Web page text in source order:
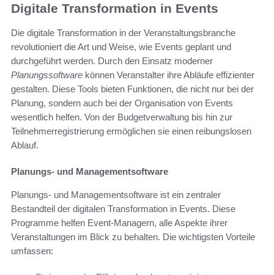
Digitale Transformation in Events
Die digitale Transformation in der Veranstaltungsbranche
revolutioniert die Art und Weise, wie Events geplant und
durchgeführt werden. Durch den Einsatz moderner
Planungssoftware können Veranstalter ihre Abläufe effizienter
gestalten. Diese Tools bieten Funktionen, die nicht nur bei der
Planung, sondern auch bei der Organisation von Events
wesentlich helfen. Von der Budgetverwaltung bis hin zur
Teilnehmerregistrierung ermöglichen sie einen reibungslosen
Ablauf.
Planungs- und Managementsoftware
Planungs- und Managementsoftware ist ein zentraler
Bestandteil der digitalen Transformation in Events. Diese
Programme helfen Event-Managern, alle Aspekte ihrer
Veranstaltungen im Blick zu behalten. Die wichtigsten Vorteile
umfassen: